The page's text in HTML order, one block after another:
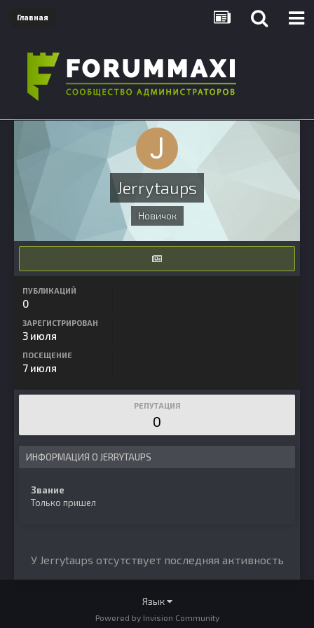
Главная
Jerrytaups
Новичок
ПУБЛИКАЦИЙ
0
ЗАРЕГИСТРИРОВАН
3 июля
ПОСЕЩЕНИЕ
7 июля
РЕПУТАЦИЯ
0
ИНФОРМАЦИЯ О JERRYTAUPS
Звание
Только пришел
У Jerrytaups отсутствует последняя активность
Язык
Powered by Invision Community